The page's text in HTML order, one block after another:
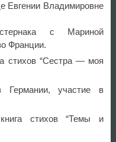
Евгении Владимировне
с Мариной
Франции.
стихов “Сестра — моя
участие в
стихов “Темы и